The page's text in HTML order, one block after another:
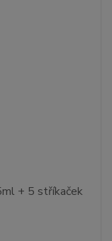
+ 5 stříkaček